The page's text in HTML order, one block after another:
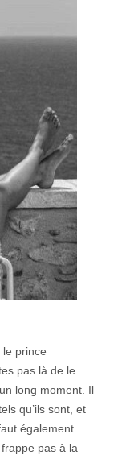
prince
pas là de le
long moment. Il
qu’ils sont, et
également
pas à la